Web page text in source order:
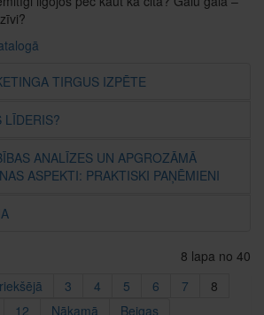
TIRGUS IZPĒTE
LĪDERIS?
ANALĪZES UN APGROZĀMĀ
ASPEKTI: PRAKTISKI PAŅĒMIENI
8 lapa no 40
3 4 5 6 7
8
12 Nākamā Beigas